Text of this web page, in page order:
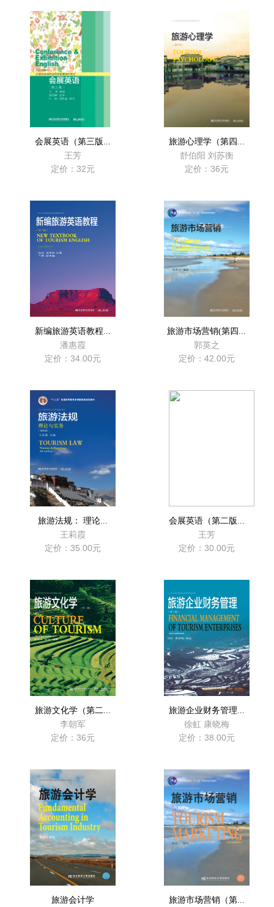
会展英语（第三版...
王芳
定价：32元
旅游心理学（第四...
舒伯阳 刘苏衡
定价：36元
新编旅游英语教程...
潘惠霞
定价：34.00元
旅游市场营销(第四...
郭英之
定价：42.00元
旅游法规： 理论...
王莉霞
定价：35.00元
会展英语（第二版...
王芳
定价：30.00元
旅游文化学（第二...
李朝军
定价：36元
旅游企业财务管理...
徐虹 康晓梅
定价：38.00元
旅游会计学 旅游市场营销（第...